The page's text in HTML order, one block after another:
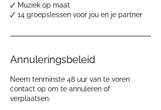
🗸 Muziek op maat
🗸 14 groepslessen voor jou en je partner
Annuleringsbeleid
Neem tenminste 48 uur van te voren
contact op om te annuleren of
verplaatsen.